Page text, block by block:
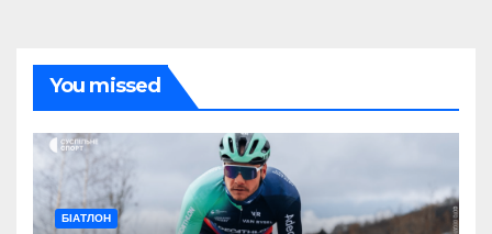
You missed
БІАТЛОН